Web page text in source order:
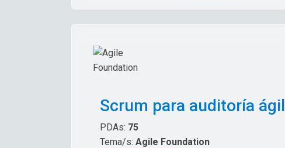
Scrum para auditoría ágil
PDAs: 75
Tema/s: Agile Foundation